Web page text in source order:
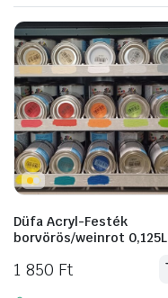
Düfa Acryl-Festék
borvörös/weinrot 0,125L
1 850 Ft